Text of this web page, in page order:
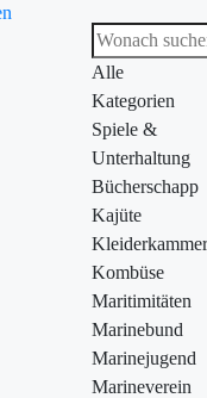
Alle
Kategorien
Spiele &
Unterhaltung
Bücherschapp
Kajüte
Kleiderkammer
Kombüse
Maritimitäten
Marinebund
Marinejugend
Marineverein